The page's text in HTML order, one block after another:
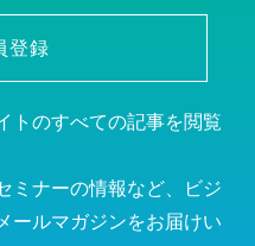
登録
トのすべての記事を閲覧
ミナーの情報など、ビジ
ールマガジンをお届けい